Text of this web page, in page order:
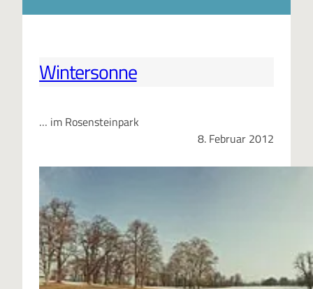
Wintersonne
… im Rosensteinpark
8. Februar 2012